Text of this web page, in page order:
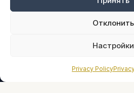
Отклонить
Настройки
Privacy Policy
Оплата онлайн